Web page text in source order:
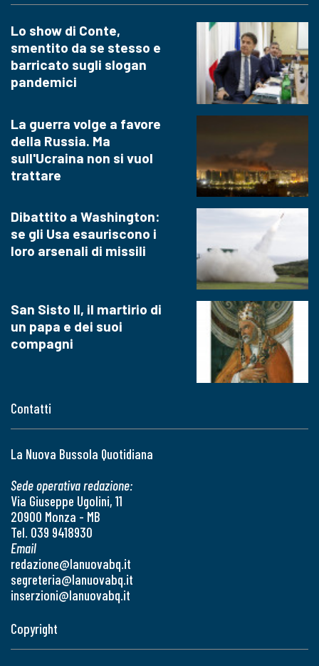
Contatti
La Nuova Bussola Quotidiana
Sede operativa redazione:
Via Giuseppe Ugolini, 11
20900 Monza - MB
Tel. 039 9418930
Email
redazione@lanuovabq.it
segreteria@lanuovabq.it
inserzioni@lanuovabq.it
Lo show di Conte,
smentito da se stesso e
barricato sugli slogan
pandemici
La guerra volge a favore
della Russia. Ma
sull'Ucraina non si vuol
trattare
Dibattito a Washington:
se gli Usa esauriscono i
loro arsenali di missili
San Sisto II, il martirio di
un papa e dei suoi
compagni
Copyright